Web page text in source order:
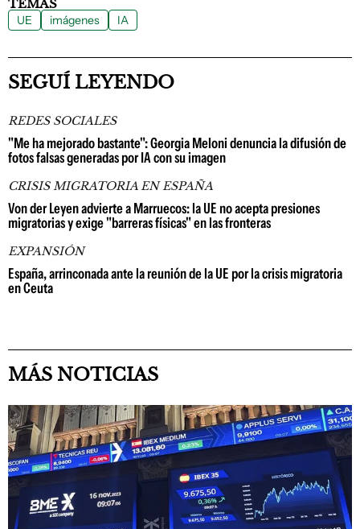
TEMAS
UE imágenes IA
SEGUÍ LEYENDO
REDES SOCIALES
"Me ha mejorado bastante": Georgia Meloni denuncia la difusión de
fotos falsas generadas por IA con su imagen
CRISIS MIGRATORIA EN ESPAÑA
Von der Leyen advierte a Marruecos: la UE no acepta presiones
migratorias y exige "barreras físicas" en las fronteras
EXPANSIÓN
España, arrinconada ante la reunión de la UE por la crisis migratoria
en Ceuta
MÁS NOTICIAS